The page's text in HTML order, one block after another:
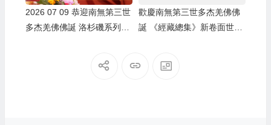
2026 07 09 恭迎南無第三世
多杰羌佛佛誕 洛杉磯系列慶
歡慶南無第三世多杰羌佛佛
誕 《經藏總集》新卷面世海